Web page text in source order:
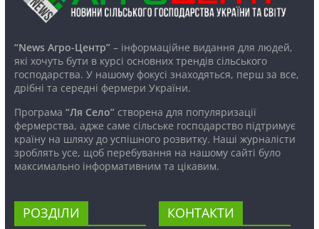
“News Агро-Центр”– інформаційне видання для людей,
які хочуть бути в курсі основних трендів сільського
господарства. У нашому фокусі знаходяться, перш за все,
дрібні та середні фермери України.
Програма “Ля Село”створена для популяризації
фермерства, адже саме сільське господарство підтримує
країну на шляху до успішного розвитку. Наші журналісти
зроблять усе, щоб перебування на нашому сайті було
максимально інформативним та цікавим.
РОЗДІЛИ КОНТАКТИ